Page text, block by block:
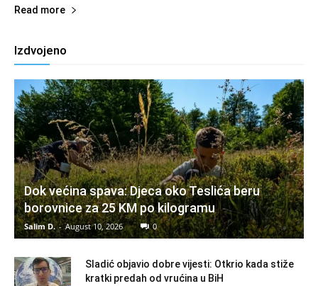
Read more
Izdvojeno
Dok većina spava: Djeca oko Teslića beru
borovnice za 25 KM po kilogramu
Salim D. - August 10, 2026 0
Sladić objavio dobre vijesti: Otkrio kada stiže
kratki predah od vrućina u BiH